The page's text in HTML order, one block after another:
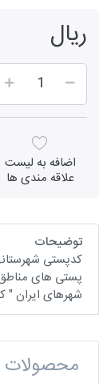
ریال
اضافه به لیست
علاقه مندی ها
توضیحات
کدپستی
پستی های
شهرهای ایران "
محصولات